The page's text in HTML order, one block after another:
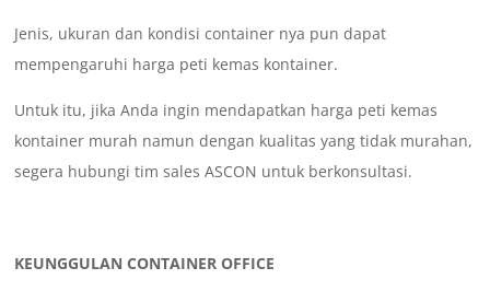
Jenis, ukuran dan kondisi container nya pun dapat
mempengaruhi harga peti kemas kontainer.
Untuk itu, jika Anda ingin mendapatkan harga peti kemas
kontainer murah namun dengan kualitas yang tidak murahan,
segera hubungi tim sales ASCON untuk berkonsultasi.
KEUNGGULAN CONTAINER OFFICE